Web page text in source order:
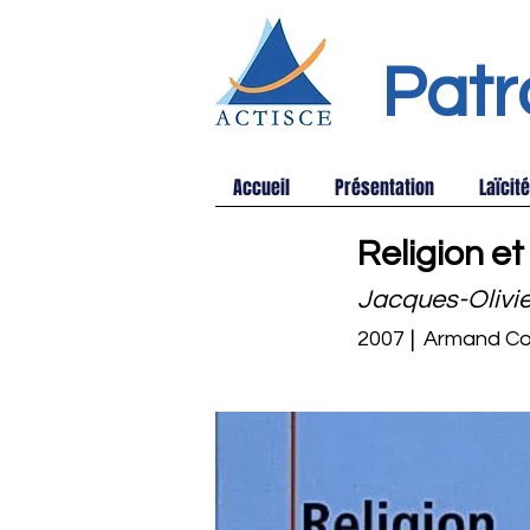
Accueil Présentation Laïcité
Religion
Jacques-
2007 Armand